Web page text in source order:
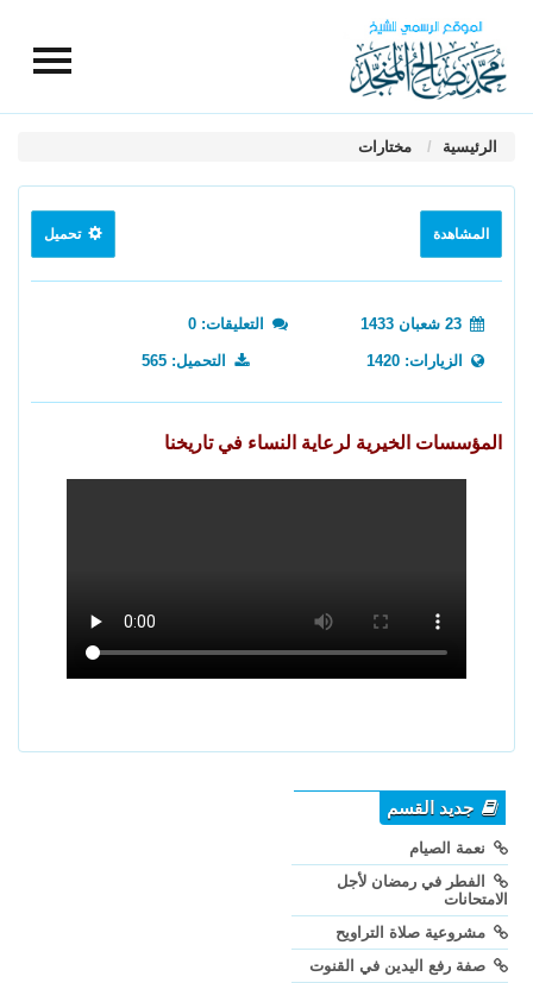
الرئيسية مختارات
المشاهدة تحميل
التعليقات: 0
الزيارات: 1420 التحميل: 565
المؤسسات الخيرية لرعاية النساء في تاريخنا
جديد القسم
نعمة الصيام
الفطر في رمضان لأجل
الامتحانات
مشروعية صلاة التراويح
صفة رفع اليدين في القنوت